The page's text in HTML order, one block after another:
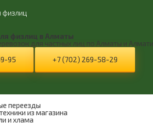
физлиц
физлиц в Алматы
для частных лиц по Алматы и
95
+7 (702) 269-58-29
переезды
из магазина
и хлама